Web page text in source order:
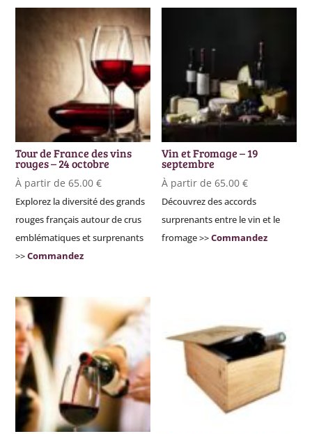
Tour de France des vins
rouges – 24 octobre
À partir de65.00€
Explorez la diversité des grands
rouges français autour de crus
emblématiques et surprenants
>>Commandez
Vin et Fromage – 19
septembre
À partir de65.00€
Découvrez des accords
surprenants entre le vin et le
fromage >>Commandez